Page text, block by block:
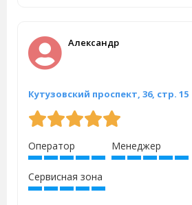
Александр
Кутузовский проспект, 36, стр. 15
Оператор Менеджер
Сервисная зона